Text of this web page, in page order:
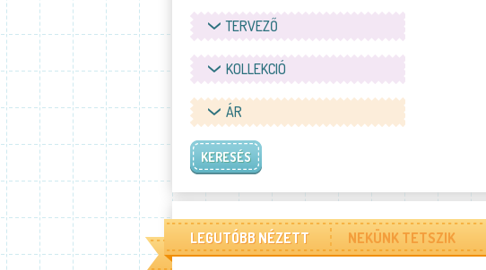
TERVEZŐ
KOLLEKCIÓ
ÁR
KERESÉS
LEGUTÓBB NÉZETT NEKÜNK TETSZIK